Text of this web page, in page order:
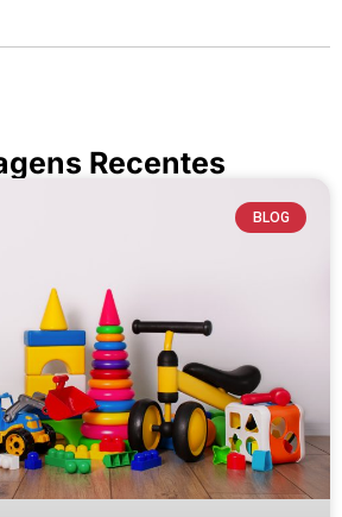
Recentes
BLOG